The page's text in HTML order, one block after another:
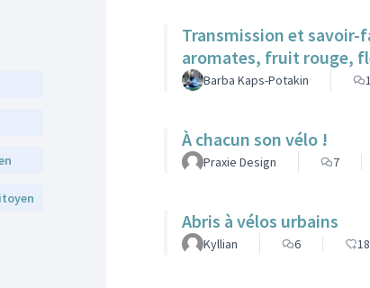
Transmission et savoir-
aromates, fruit rouge,
Barba Kaps-Potakin 1
À chacun son vélo !
Praxie Design 7
Abris à vélos urbains
Kyllian 6 18